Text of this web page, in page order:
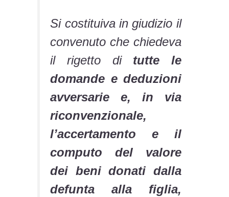
Si costituiva in giudizio il
convenuto che chiedeva
il rigetto ditutte le
domande e deduzioni
avversarie e, in via
riconvenzionale,
l’accertamento e il
computo del valore
dei beni donati dalla
defunta alla figlia,